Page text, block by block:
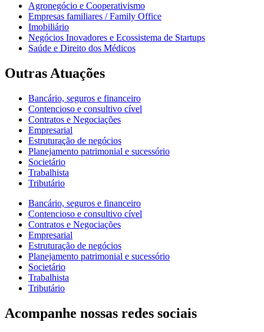
Agronegócio e Cooperativismo
Empresas familiares / Family Office
Imobiliário
Negócios Inovadores e Ecossistema de Startups
Saúde e Direito dos Médicos
Outras Atuações
Bancário, seguros e financeiro
Contencioso e consultivo cível
Contratos e Negociações
Empresarial
Estruturação de negócios
Planejamento patrimonial e sucessório
Societário
Trabalhista
Tributário
Bancário, seguros e financeiro
Contencioso e consultivo cível
Contratos e Negociações
Empresarial
Estruturação de negócios
Planejamento patrimonial e sucessório
Societário
Trabalhista
Tributário
Acompanhe nossas redes sociais